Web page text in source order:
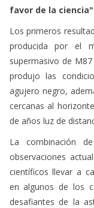
favor de la
Los primeros
producida por el
supermasivo de
produjo las
agujero negro,
cercanas al
de años luz de
La combinación
observaciones
científicos llevar a
en algunos de los
desafiantes de la